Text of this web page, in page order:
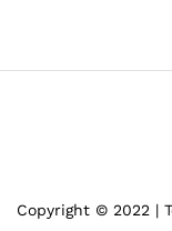
Copyright © 2022 |